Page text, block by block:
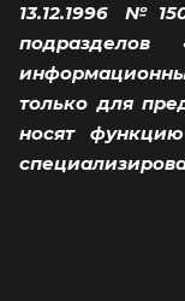
13.12.1996
подразделов
только для
носят